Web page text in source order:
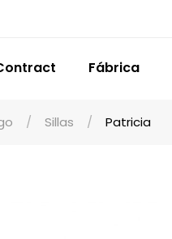
Fábrica
Sillas Patricia